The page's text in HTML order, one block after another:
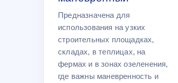
Предназначена для
использования на узких
строительных площадках,
складах, в теплицах, на
фермах и в зонах озеленения,
где важны маневренность и